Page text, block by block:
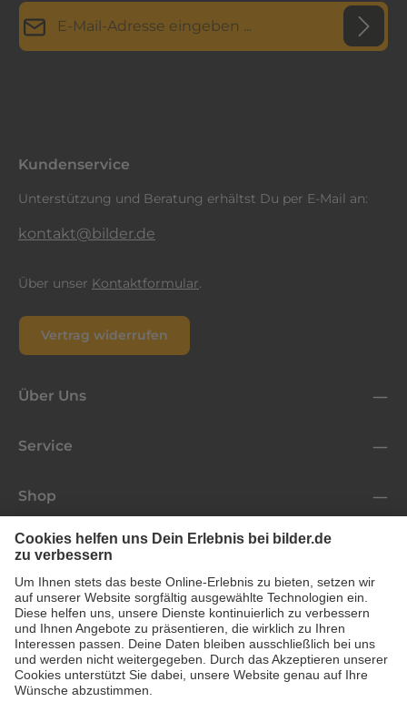
E-Mail-Adresse*
Kundenservice
Unterstützung und Beratung erhältst Du per E-Mail an:
kontakt@bilder.de
Über unser Kontaktformular.
Vertrag widerrufen
Über Uns
Service
Shop
Folge uns